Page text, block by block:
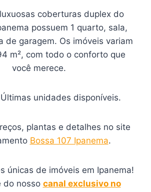
coberturas duplex do
possuem 1 quarto, sala,
de garagem. Os imóveis variam
m², com todo o conforto que
você merece.
unidades disponíveis.
plantas e detalhes no site
Bossa 107 Ipanema.
únicas de imóveis em Ipanema!
do nosso canal exclusivo no